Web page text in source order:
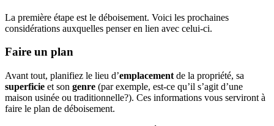
La première étape est le déboisement. Voici les prochaines
considérations auxquelles penser en lien avec celui-ci.
Faire un plan
Avant tout, planifiez le lieu d’emplacement de la propriété, sa
superficie et son genre (par exemple, est-ce qu’il s’agit d’une
maison usinée ou traditionnelle?). Ces informations vous serviront à
faire le plan de déboisement.